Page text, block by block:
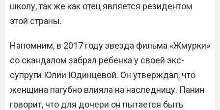
школу, так же как отец является резидентом
этой страны.
Напомним, в 2017 году звезда фильма «Жмурки»
со скандалом забрал ребенка у своей экс-
супруги Юлии Юдинцевой. Он утверждал, что
женщина пагубно влияла на наследницу. Панин
говорит, что для дочери он пытается быть